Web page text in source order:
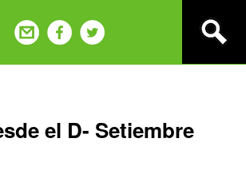
el D- Setiembre